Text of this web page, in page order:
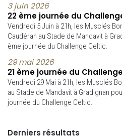
3 juin 2026
22 ème journée du
Vendredi 5 Juin à 21h, les Musclés
Caudéran au Stade de Mandavit à
ème journée du Challenge Celtic.
29 mai 2026
21 ème journée du
Vendredi 29 Mai à 21h, les Musclés
au Stade de Mandavit à Gradignan
journée du Challenge Celtic.
Derniers résultats